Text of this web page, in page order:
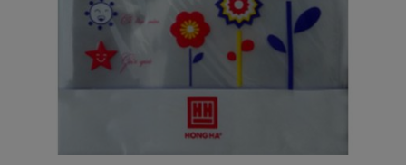
TIẾNG
NGOẠI